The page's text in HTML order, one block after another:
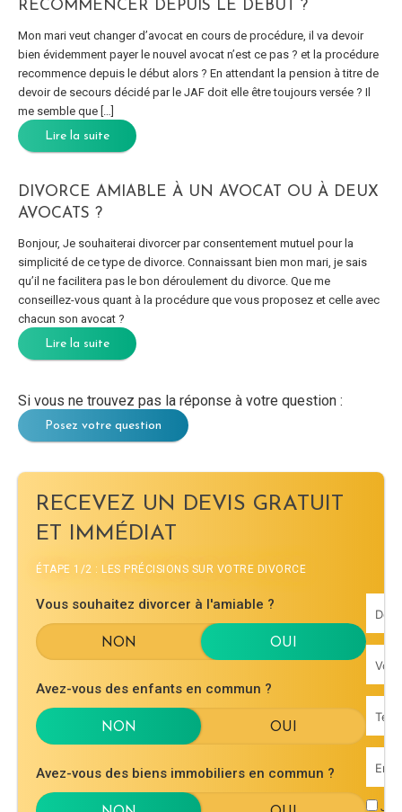
RECOMMENCER DEPUIS LE DÉBUT ?
Mon mari veut changer d’avocat en cours de procédure, il va devoir
bien évidemment payer le nouvel avocat n’est ce pas ? et la procédure
recommence depuis le début alors ? En attendant la pension à titre de
devoir de secours décidé par le JAF doit elle être toujours versée ? Il
me semble que […]
Lire la suite
DIVORCE AMIABLE À UN AVOCAT OU À DEUX
AVOCATS ?
Bonjour, Je souhaiterai divorcer par consentement mutuel pour la
simplicité de ce type de divorce. Connaissant bien mon mari, je sais
qu’il ne facilitera pas le bon déroulement du divorce. Que me
conseillez-vous quant à la procédure que vous proposez et celle avec
chacun son avocat ?
Lire la suite
Si vous ne trouvez pas la réponse à votre question :
Posez votre question
RECEVEZ UN DEVIS GRATUIT
ET IMMÉDIAT
ÉTAPE 1/2 : LES PRÉCISIONS SUR VOTRE DIVORCE
Vous souhaitez divorcer à l'amiable ?
Avez-vous des enfants en commun ?
Avez-vous des biens immobiliers en commun ?